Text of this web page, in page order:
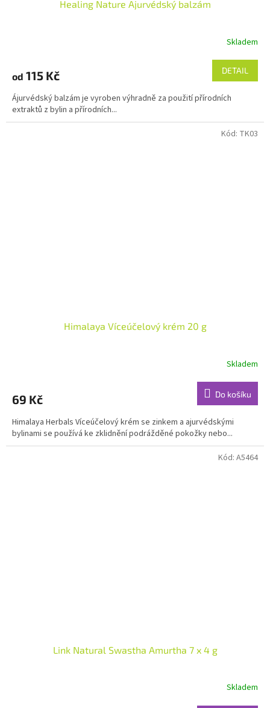
Healing Nature Ajurvédský balzám
je
z
5
hvězdiček.
Skladem
od 115 Kč DETAIL
Ájurvédský balzám je vyroben výhradně za použití přírodních
extraktů z bylin a přírodních...
Himalaya Víceúčelový krém 20 g
je
z
5
hvězdiček.
Skladem
69 Kč Do košíku
Himalaya Herbals Víceúčelový krém se zinkem a ajurvédskými
bylinami se používá ke zklidnění podrážděné pokožky nebo...
Kód: TK03
Link Natural Swastha Amurtha 7 x 4 g
Skladem
Kód: A5464